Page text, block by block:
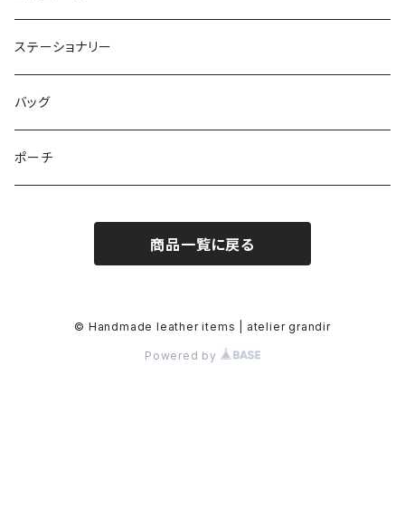
ステーショナリー
バッグ
ポーチ
商品一覧に戻る
© Handmade leather items | atelier grandir
Powered by